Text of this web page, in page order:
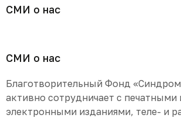
СМИ о нас
СМИ о нас
Благотворительный Фонд
активно сотрудничает с печатными
электронными изданиями, теле- и